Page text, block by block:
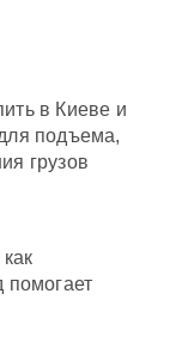
в Киеве и
подъема,
грузов
помогает